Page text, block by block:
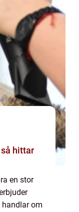
en stor
handlar om